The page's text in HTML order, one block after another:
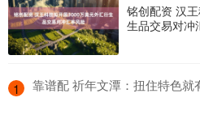
铭创配资 汉
生品交易对冲
1 靠谱配 祈年文潭：扭住特色就